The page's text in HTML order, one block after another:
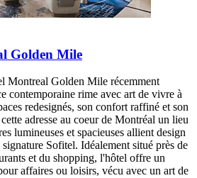
Golden Mile
Montreal Golden Mile récemment
contemporaine rime avec art de vivre à
redesignés, son confort raffiné et son
adresse au coeur de Montréal un lieu
lumineuses et spacieuses allient design
Sofitel. Idéalement situé près de
et du shopping, l'hôtel offre un
affaires ou loisirs, vécu avec un art de